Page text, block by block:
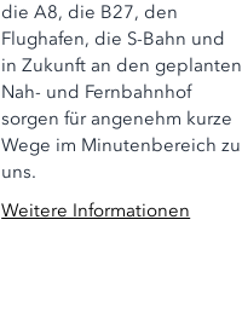
die A8, die B27, den
Flughafen, die S-Bahn und
in Zukunft an den geplanten
Nah- und Fernbahnhof
sorgen für angenehm kurze
Wege im Minutenbereich zu
uns.
Weitere Informationen